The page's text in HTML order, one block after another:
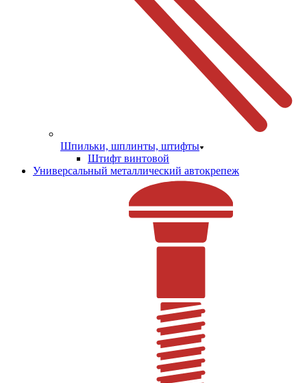
Шпильки, шплинты, штифты
Штифт винтовой
Универсальный металлический автокрепеж